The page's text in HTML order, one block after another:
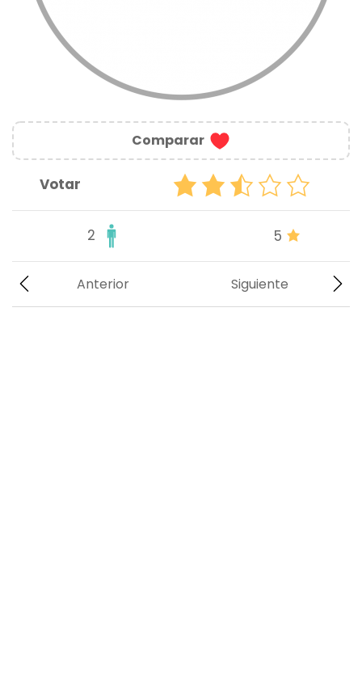
Comparar
Votar
2 5
Siguiente
Anterior